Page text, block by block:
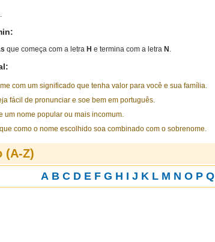
.
que começa com a letra H e termina com a letra N .
com um significado que tenha valor para você e sua família.
fácil de pronunciar e soe bem em português.
um nome popular ou mais incomum.
como o nome escolhido soa combinado com o sobrenome.
(A-Z)
A B C D E F G H I J K L M N O P Q